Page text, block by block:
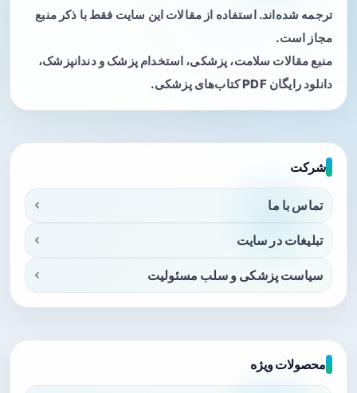
ترجمه شده‌اند. استفاده از مقالات این سایت فقط با ذکر منبع
مجاز است.
منبع مقالات سلامت، پزشکی، استخدام پزشک و دندانپزشک،
دانلود رایگان PDF کتاب‌های پزشکی.
شرکت
تماس با ما
تبلیغات در سایت
سیاست پزشکی و سلب مسئولیت
محصولات ویژه